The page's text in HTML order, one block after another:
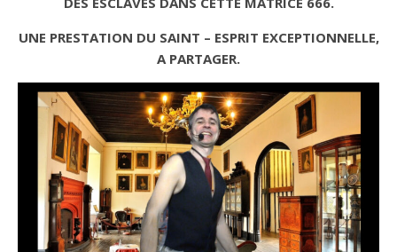
UNE PRESTATION DU SAINT – ESPRIT EXCEPTIONNELLE,
A PARTAGER.